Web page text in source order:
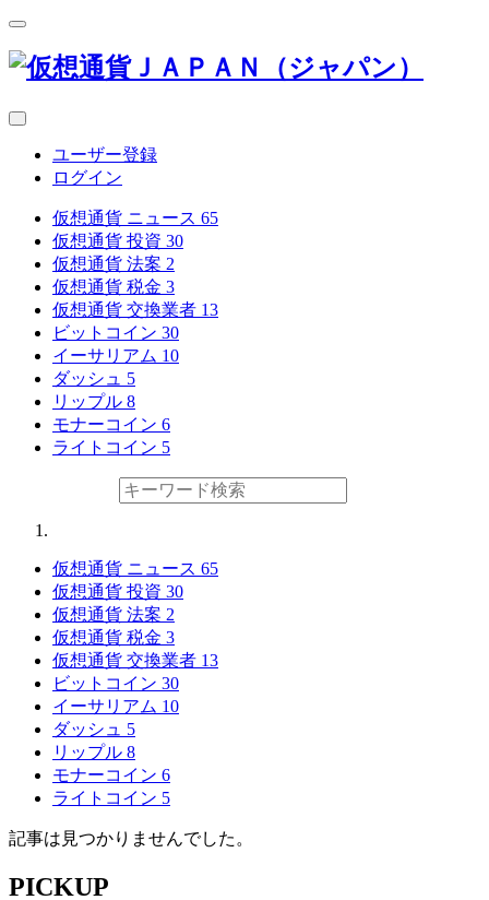
ユーザー登録
ログイン
仮想通貨 ニュース 65
仮想通貨 投資 30
仮想通貨 法案 2
仮想通貨 税金 3
仮想通貨 交換業者 13
ビットコイン 30
イーサリアム 10
ダッシュ 5
リップル 8
モナーコイン 6
ライトコイン 5
仮想通貨 ニュース 65
仮想通貨 投資 30
仮想通貨 法案 2
仮想通貨 税金 3
仮想通貨 交換業者 13
ビットコイン 30
イーサリアム 10
ダッシュ 5
リップル 8
モナーコイン 6
ライトコイン 5
記事は見つかりませんでした。
PICKUP